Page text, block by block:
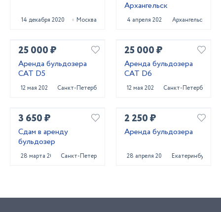
14 декабря 2020 Москва
Архангельск
4 апреля 2025 Архангельск
25 000 ₽
Аренда бульдозера
CAT D5
12 мая 2022 Санкт-Петербург
25 000 ₽
Аренда бульдозера
CAT D6
12 мая 2022 Санкт-Петербург
3 650 ₽
Сдам в аренду
бульдозер
28 марта 2023 Санкт-Петербург
2 250 ₽
Аренда бульдозера
28 апреля 2025 Екатеринбург